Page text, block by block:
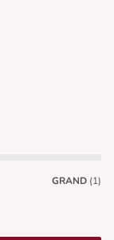
GRAND (1)